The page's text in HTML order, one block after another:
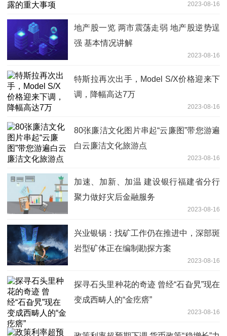
2023-08-16
地产股一览 两市震荡走弱 地产股逆势逞
强 基本情况讲解
2023-08-16
特斯拉再次出手，Model S/X价格迎来下
调，降幅高达7万
2023-08-16
80张廉洁文化图片串起“云廉图”带您游遍
白云廉洁文化旅游点
2023-08-16
加速、加新、加温 建设银行福建省分行
聚力做好灾后金融服务
2023-08-16
兴业银锡：找矿工作仍在推进中，深部斑
岩型矿体正在编制勘探方案
2023-08-16
探寻石头里种花的奇迹 曾经“石旮旯”现在
变成西畴人的“金疙瘩”
2023-08-16